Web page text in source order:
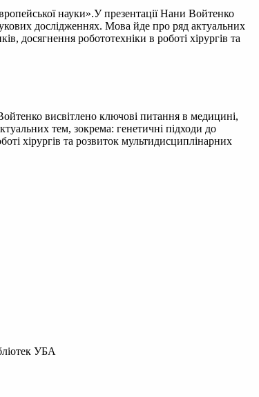
науки».У презентації Нани Войтенко
дослідженнях. Мова йде про ряд актуальних
досягнення робототехніки в роботі хірургів та
висвітлено ключові питання в медицині,
тем, зокрема: генетичні підходи до
хірургів та розвиток мультидисциплінарних
УБА